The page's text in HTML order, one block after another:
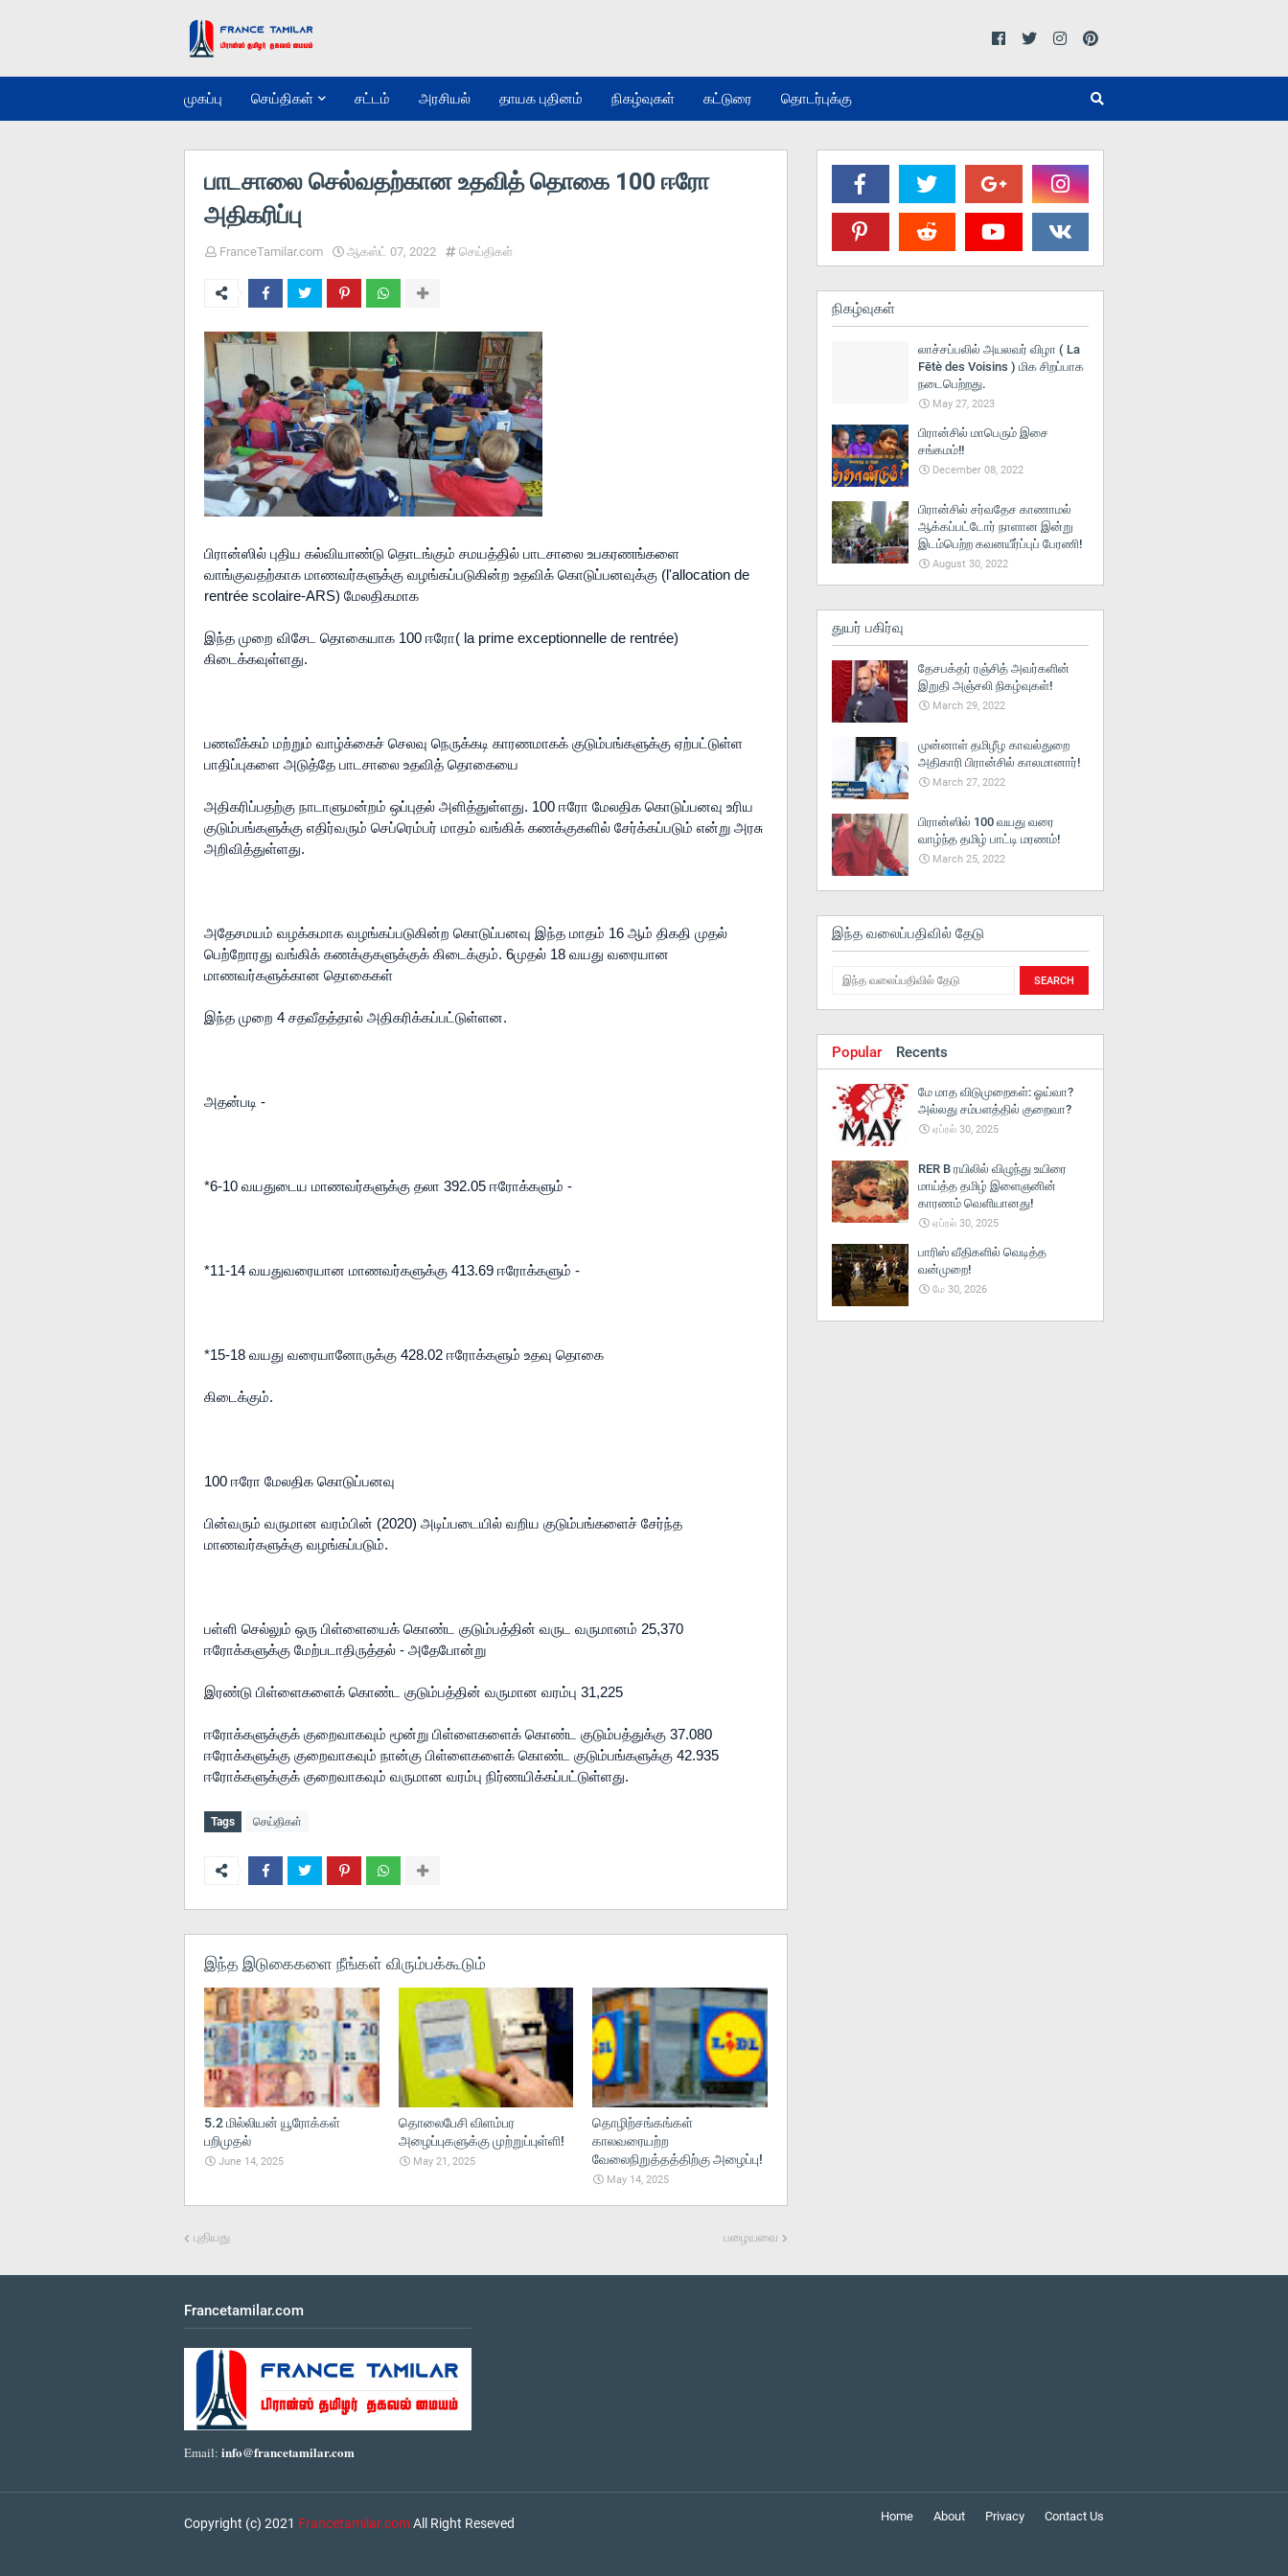
முகப்பு செய்திகள் சட்டம் அரசியல் தாயக புதினம் நிகழ்வுகள் கட்டுரை தொடர்புக்கு
பாடசாலை செல்வதற்கான உதவித் தொகை 100 ஈரோ
அதிகரிப்பு
FranceTamilar.com ஆகஸ்ட் 07, 2022 செய்திகள்
பிரான்ஸில் புதிய கல்வியாண்டு தொடங்கும் சமயத்தில் பாடசாலை உபகரணங்களை
வாங்குவதற்காக மாணவர்களுக்கு வழங்கப்படுகின்ற உதவிக் கொடுப்பனவுக்கு (l'allocation de
rentrée scolaire-ARS) மேலதிகமாக
இந்த முறை விசேட தொகையாக 100 ஈரோ( la prime exceptionnelle de rentrée)
கிடைக்கவுள்ளது.
பணவீக்கம் மற்றும் வாழ்க்கைச் செலவு நெருக்கடி காரணமாகக் குடும்பங்களுக்கு ஏற்பட்டுள்ள
பாதிப்புகளை அடுத்தே பாடசாலை உதவித் தொகையை
அதிகரிப்பதற்கு நாடாளுமன்றம் ஒப்புதல் அளித்துள்ளது. 100 ஈரோ மேலதிக கொடுப்பனவு உரிய
குடும்பங்களுக்கு எதிர்வரும் செப்ரெம்பர் மாதம் வங்கிக் கணக்குகளில் சேர்க்கப்படும் என்று அரசு
அறிவித்துள்ளது.
அதேசமயம் வழக்கமாக வழங்கப்படுகின்ற கொடுப்பனவு இந்த மாதம் 16 ஆம் திகதி முதல்
பெற்றோரது வங்கிக் கணக்குகளுக்குக் கிடைக்கும். 6முதல் 18 வயது வரையான
மாணவர்களுக்கான தொகைகள்
இந்த முறை 4 சதவீதத்தால் அதிகரிக்கப்பட்டுள்ளன.
அதன்படி -
*6-10 வயதுடைய மாணவர்களுக்கு தலா 392.05 ஈரோக்களும் -
*11-14 வயதுவரையான மாணவர்களுக்கு 413.69 ஈரோக்களும் -
*15-18 வயது வரையானோருக்கு 428.02 ஈரோக்களும் உதவு தொகை
கிடைக்கும்.
100 ஈரோ மேலதிக கொடுப்பனவு
பின்வரும் வருமான வரம்பின் (2020) அடிப்படையில் வறிய குடும்பங்களைச் சேர்ந்த
மாணவர்களுக்கு வழங்கப்படும்.
பள்ளி செல்லும் ஒரு பிள்ளையைக் கொண்ட குடும்பத்தின் வருட வருமானம் 25,370
ஈரோக்களுக்கு மேற்படாதிருத்தல் - அதேபோன்று
இரண்டு பிள்ளைகளைக் கொண்ட குடும்பத்தின் வருமான வரம்பு 31,225
ஈரோக்களுக்குக் குறைவாகவும் மூன்று பிள்ளைகளைக் கொண்ட குடும்பத்துக்கு 37.080
ஈரோக்களுக்கு குறைவாகவும் நான்கு பிள்ளைகளைக் கொண்ட குடும்பங்களுக்கு 42.935
ஈரோக்களுக்குக் குறைவாகவும் வருமான வரம்பு நிர்ணயிக்கப்பட்டுள்ளது.
Tags செய்திகள்
இந்த இடுகைகளை நீங்கள் விரும்பக்கூடும்
5.2 மில்லியன் யூரோக்கள்
பறிமுதல்
June 14, 2025
தொலைபேசி விளம்பர
அழைப்புகளுக்கு முற்றுப்புள்ளி!
May 21, 2025
தொழிற்சங்கங்கள்
காலவரையற்ற
வேலைநிறுத்தத்திற்கு அழைப்பு!
May 14, 2025
புதியது பழையவை
நிகழ்வுகள்
லாச்சப்பலில் அயலவர் விழா ( La
Fētè des Voisins ) மிக சிறப்பாக
நடைபெற்றது.
May 27, 2023
பிரான்சில் மாபெரும் இசை
சங்கமம்!!
December 08, 2022
பிரான்சில் சர்வதேச காணாமல்
ஆக்கப்பட்டோர் நாளான இன்று
இடம்பெற்ற கவனயீர்ப்புப் பேரணி!
August 30, 2022
துயர் பகிர்வு
தேசபக்தர் ரஞ்சித் அவர்களின்
இறுதி அஞ்சலி நிகழ்வுகள்!
March 29, 2022
முன்னாள் தமிழீழ காவல்துறை
அதிகாரி பிரான்சில் காலமானார்!
March 27, 2022
பிரான்ஸில் 100 வயது வரை
வாழ்ந்த தமிழ் பாட்டி மரணம்!
March 25, 2022
இந்த வலைப்பதிவில் தேடு
Popular Recents
மே மாத விடுமுறைகள்: ஓய்வா?
அல்லது சம்பளத்தில் குறைவா?
ஏப்ரல் 30, 2025
RER B ரயிலில் விழுந்து உயிரை
மாய்த்த தமிழ் இளைஞனின்
காரணம் வெளியானது!
ஏப்ரல் 30, 2025
பாரிஸ் வீதிகளில் வெடித்த
வன்முறை!
மே 30, 2026
Francetamilar.com
Email: info@francetamilar.com
Home About Privacy Contact Us
Copyright (c) 2021 Francetamilar.comAll Right Reseved